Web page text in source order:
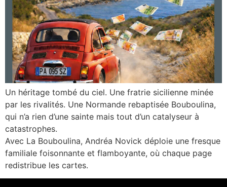
Un héritage tombé du ciel. Une fratrie sicilienne minée
par les rivalités. Une Normande rebaptisée Bouboulina,
qui n’a rien d’une sainte mais tout d’un catalyseur à
catastrophes.
Avec La Bouboulina, Andréa Novick déploie une fresque
familiale foisonnante et flamboyante, où chaque page
redistribue les cartes.